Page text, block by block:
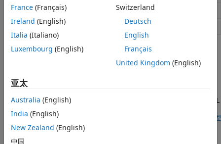
Build action
External Mode
精选示例
Code Verification and Validation with PIL and External
Mode
Use Embedded Coder® Support Package for BeagleBone®
Black Hardware for code verification and validation using PIL
and External Mode features.
打开模型
Processor-in-the-Loop Verification of MATLAB
Functions
France (Français)
Ireland (English)
Italia (Italiano)
Luxembourg (English)
Switzerland
Deutsch
English
Français
United Kingdom (English)
亚太
Australia (English)
India (English)
New Zealand (English)
中国